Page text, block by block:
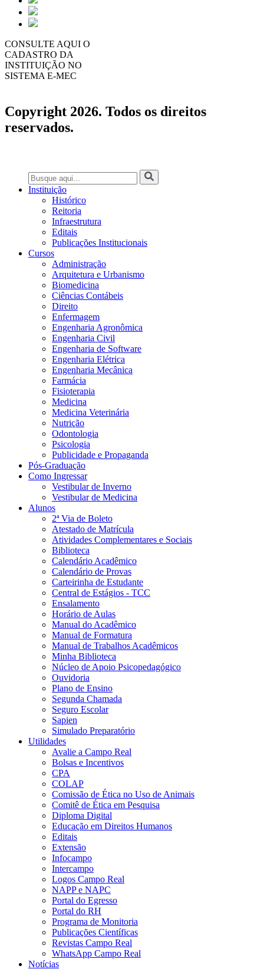
CONSULTE AQUI O
CADASTRO DA
INSTITUIÇÃO NO
SISTEMA E-MEC
Copyright 2026. Todos os direitos
reservados.
Instituição
Histórico
Reitoria
Infraestrutura
Editais
Publicações Institucionais
Cursos
Administração
Arquitetura e Urbanismo
Biomedicina
Ciências Contábeis
Direito
Enfermagem
Engenharia Agronômica
Engenharia Civil
Engenharia de Software
Engenharia Elétrica
Engenharia Mecânica
Farmácia
Fisioterapia
Medicina
Medicina Veterinária
Nutrição
Odontologia
Psicologia
Publicidade e Propaganda
Pós-Graduação
Como Ingressar
Vestibular de Inverno
Vestibular de Medicina
Alunos
2ª Via de Boleto
Atestado de Matrícula
Atividades Complementares e Sociais
Biblioteca
Calendário Acadêmico
Calendário de Provas
Carteirinha de Estudante
Central de Estágios - TCC
Ensalamento
Horário de Aulas
Manual do Acadêmico
Manual de Formatura
Manual de Trabalhos Acadêmicos
Minha Biblioteca
Núcleo de Apoio Psicopedagógico
Ouvidoria
Plano de Ensino
Segunda Chamada
Seguro Escolar
Sapien
Simulado Preparatório
Utilidades
Avalie a Campo Real
Bolsas e Incentivos
CPA
COLAP
Comissão de Ética no Uso de Animais
Comitê de Ética em Pesquisa
Diploma Digital
Educação em Direitos Humanos
Editais
Extensão
Infocampo
Intercampo
Logos Campo Real
NAPP e NAPC
Portal do Egresso
Portal do RH
Programa de Monitoria
Publicações Científicas
Revistas Campo Real
WhatsApp Campo Real
Notícias